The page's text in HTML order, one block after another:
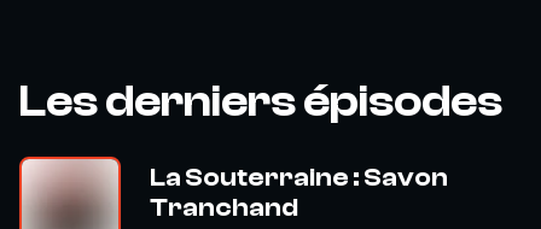
Les derniers épisodes
La Souterraine : Savon
Tranchand